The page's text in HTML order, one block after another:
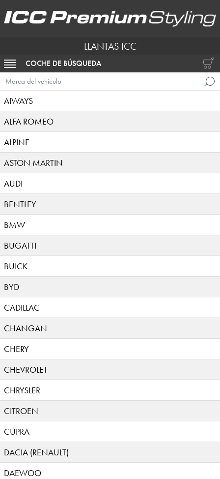
LLANTAS ICC
ACTIVAR NAVEGACIÓN
COCHE DE BÚSQUEDA
Marca del vehículo
AIWAYS
ALFA ROMEO
ALPINE
ASTON MARTIN
AUDI
BENTLEY
BMW
BUGATTI
BUICK
BYD
CADILLAC
CHANGAN
CHERY
CHEVROLET
CHRYSLER
CITROEN
CUPRA
DACIA (RENAULT)
DAEWOO